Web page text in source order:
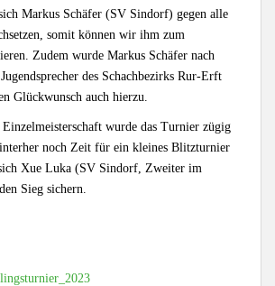
Markus Schäfer (SV Sindorf) gegen alle
somit können wir ihm zum
Zudem wurde Markus Schäfer nach
des Schachbezirks Rur-Erft
Glückwunsch auch hierzu.
wurde das Turnier zügig
noch Zeit für ein kleines Blitzturnier
Xue Luka (SV Sindorf, Zweiter im
Sieg sichern.